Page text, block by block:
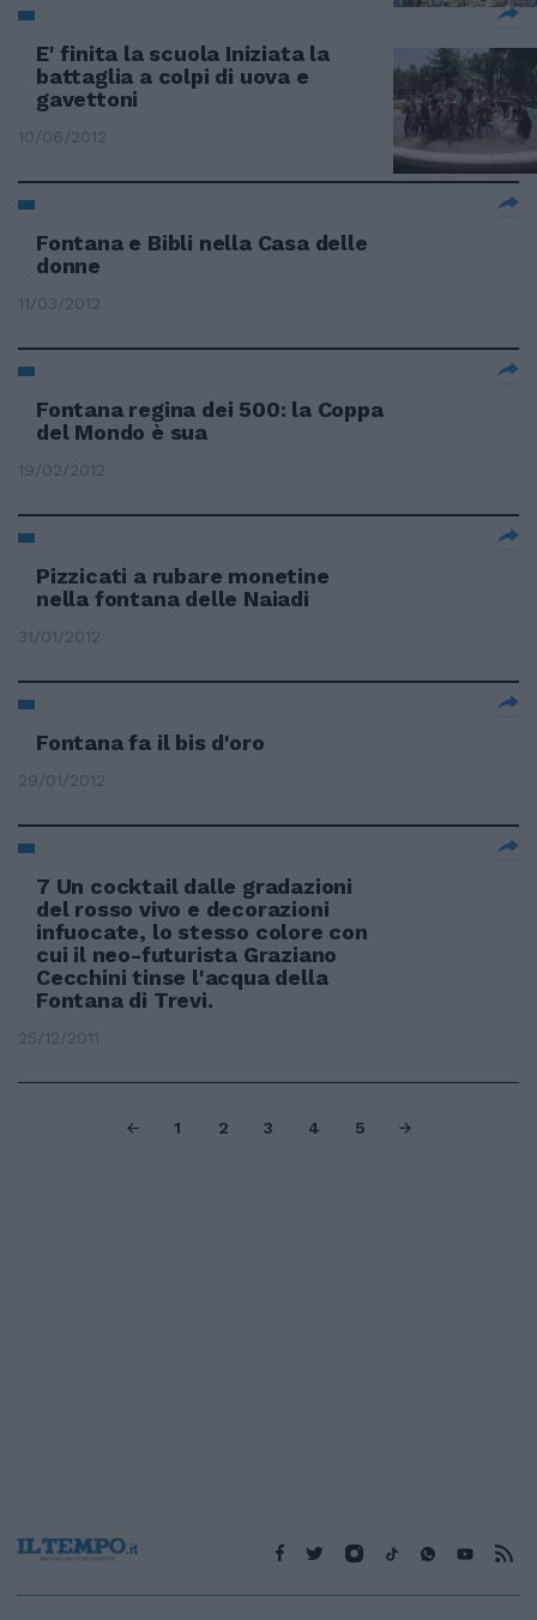
E' finita la scuola Iniziata la
battaglia a colpi di uova e
gavettoni
10/06/2012
Fontana e Bibli nella Casa delle
donne
11/03/2012
Fontana regina dei 500: la Coppa
del Mondo è sua
19/02/2012
Pizzicati a rubare monetine
nella fontana delle Naiadi
31/01/2012
Fontana fa il bis d'oro
29/01/2012
7 Un cocktail dalle gradazioni
del rosso vivo e decorazioni
infuocate, lo stesso colore con
cui il neo-futurista Graziano
Cecchini tinse l'acqua della
Fontana di Trevi.
25/12/2011
1 2 3 4 5